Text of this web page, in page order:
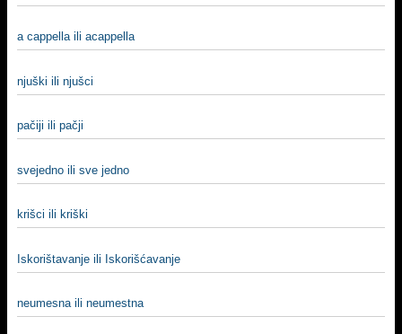
a cappella ili acappella
njuški ili njušci
pačiji ili pačji
svejedno ili sve jedno
krišci ili kriški
Iskorištavanje ili Iskorišćavanje
neumesna ili neumestna